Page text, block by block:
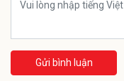
Gửi bình luận